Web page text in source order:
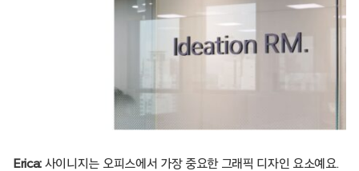
Erica: 사이니지는 오피스에서 가장 중요한 그래픽 디자인 요소예요.